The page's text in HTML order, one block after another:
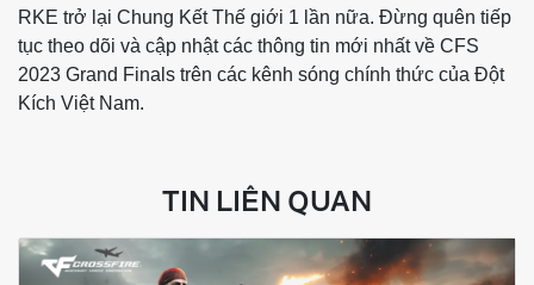
RKE trở lại Chung Kết Thế giới 1 lần nữa. Đừng quên tiếp
tục theo dõi và cập nhật các thông tin mới nhất về CFS
2023 Grand Finals trên các kênh sóng chính thức của Đột
Kích Việt Nam.
TIN LIÊN QUAN